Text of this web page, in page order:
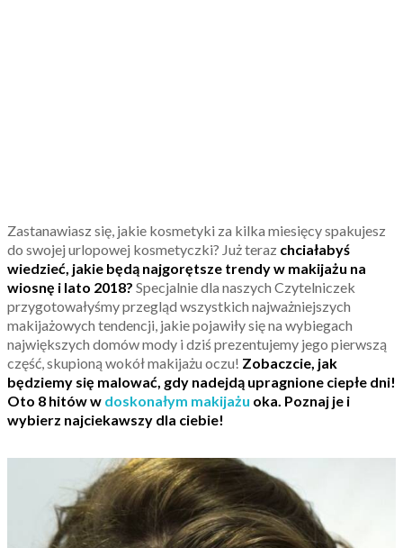
Zastanawiasz się, jakie kosmetyki za kilka miesięcy spakujesz
do swojej urlopowej kosmetyczki? Już teraz chciałabyś
wiedzieć, jakie będą najgorętsze trendy w makijażu na
wiosnę i lato 2018? Specjalnie dla naszych Czytelniczek
przygotowałyśmy przegląd wszystkich najważniejszych
makijażowych tendencji, jakie pojawiły się na wybiegach
największych domów mody i dziś prezentujemy jego pierwszą
część, skupioną wokół makijażu oczu! Zobaczcie, jak
będziemy się malować, gdy nadejdą upragnione ciepłe dni!
Oto 8 hitów w doskonałym makijażu oka. Poznaj je i
wybierz najciekawszy dla ciebie!